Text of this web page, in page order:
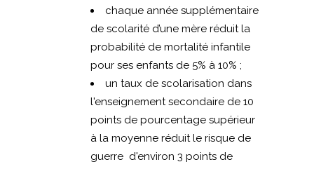
chaque année supplémentaire
de scolarité d’une mère réduit la
probabilité de mortalité infantile
pour ses enfants de 5% à 10% ;
un taux de scolarisation dans
l'enseignement secondaire de 10
points de pourcentage supérieur
à la moyenne réduit le risque de
guerre d'environ 3 points de